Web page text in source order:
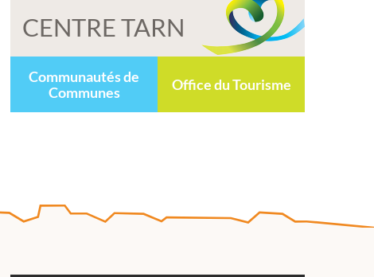
CENTRE TARN
Communautés de
Communes
Office du Tourisme